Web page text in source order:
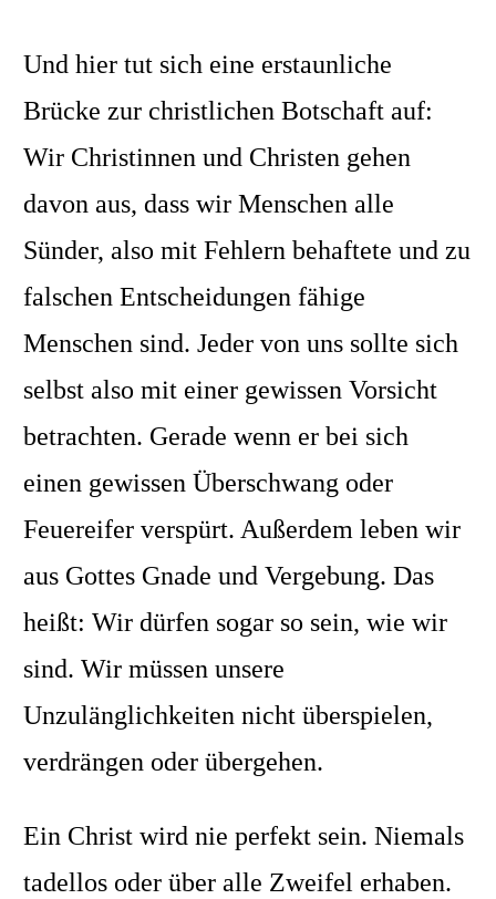
Und hier tut sich eine erstaunliche
Brücke zur christlichen Botschaft auf:
Wir Christinnen und Christen gehen
davon aus, dass wir Menschen alle
Sünder, also mit Fehlern behaftete und zu
falschen Entscheidungen fähige
Menschen sind. Jeder von uns sollte sich
selbst also mit einer gewissen Vorsicht
betrachten. Gerade wenn er bei sich
einen gewissen Überschwang oder
Feuereifer verspürt. Außerdem leben wir
aus Gottes Gnade und Vergebung. Das
heißt: Wir dürfen sogar so sein, wie wir
sind. Wir müssen unsere
Unzulänglichkeiten nicht überspielen,
verdrängen oder übergehen.
Ein Christ wird nie perfekt sein. Niemals
tadellos oder über alle Zweifel erhaben.